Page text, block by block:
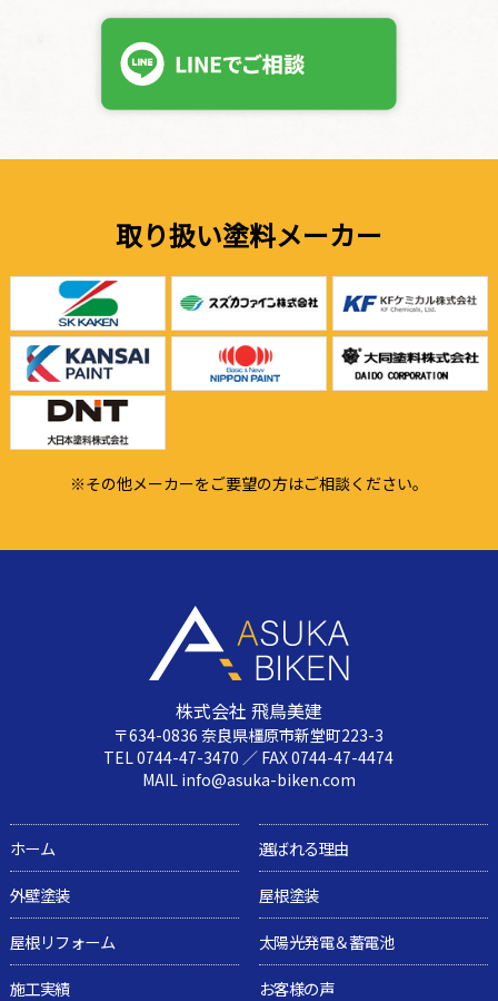
取り扱い塗料メーカー
※その他メーカーをご要望の方はご相談ください。
株式会社 飛鳥美建
〒634-0836 奈良県橿原市新堂町223-3
TEL 0744-47-3470 ／ FAX 0744-47-4474
MAIL info@asuka-biken.com
ホーム
選ばれる理由
外壁塗装
屋根塗装
屋根リフォーム
太陽光発電＆蓄電池
施工実績
お客様の声